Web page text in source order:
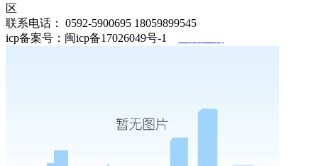
区
联系电话： 0592-5900695 18059899545
icp备案号：闽icp备17026049号-1